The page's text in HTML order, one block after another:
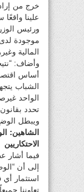
خرج من
علينا
ورئيس
موجودة لدى
المالية
وأضاف:
أساس
الشباب
تحدد
ويبطل
الشاهين:
الاحتكاريين
فيما أشار
إلى أن
استثمار أي
تعاوننا